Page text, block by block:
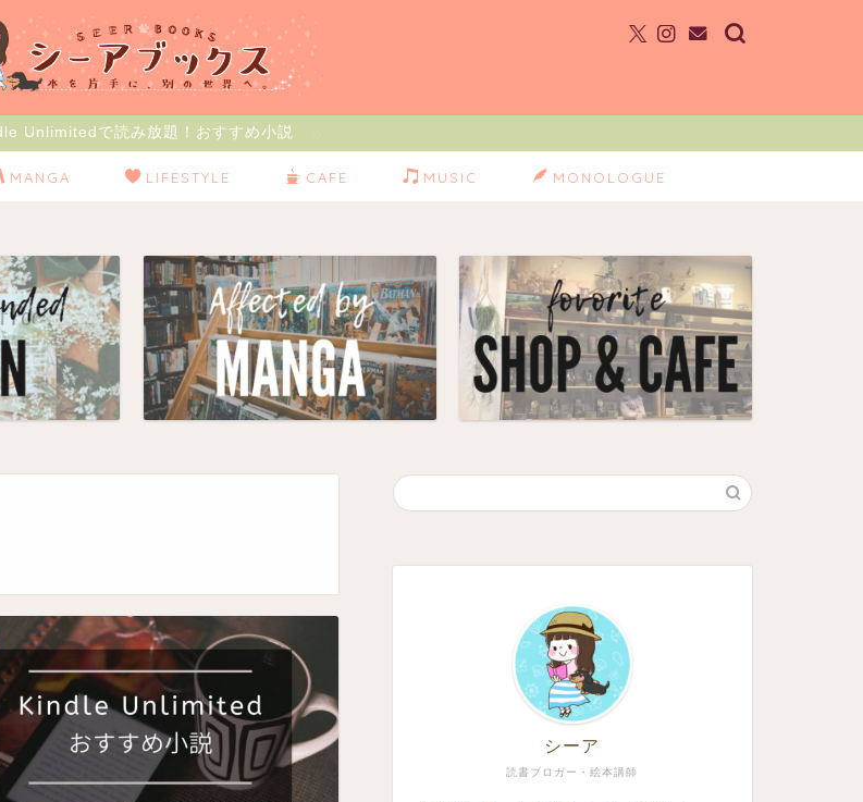
Unlimitedで読み放題！おすすめ小説
MANGA LIFESTYLE CAFE MUSIC MONOLOGUE
読書ブロガー・絵本講師
シーア